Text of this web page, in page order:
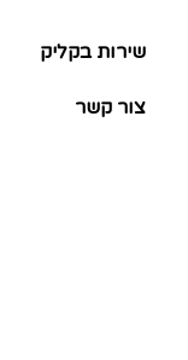
שירות בקליק
צור קשר